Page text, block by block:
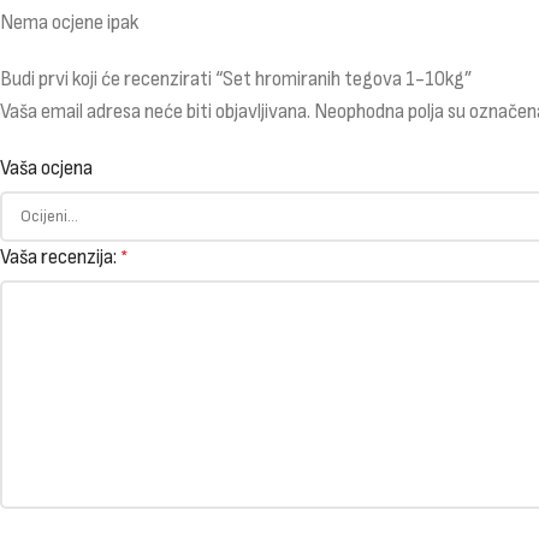
Nema ocjene ipak
Budi prvi koji će recenzirati “Set hromiranih tegova 1-10kg”
Vaša email adresa neće biti objavljivana. Neophodna polja su
Vaša ocjena
Vaša recenzija: *